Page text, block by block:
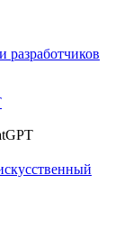
разработчиков